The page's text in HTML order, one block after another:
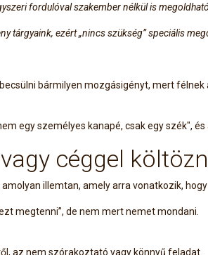
fordulóval szakember nélkül is
tárgyaink, ezért „nincs szükség” speciális
bármilyen mozgásigényt, mert
egy személyes kanapé, csak egy szék",
céggel
illemtan, amely arra vonatkozik,
megtenni”, de nem mert nemet mondani.
az nem szórakoztató vagy könnyű feladat.